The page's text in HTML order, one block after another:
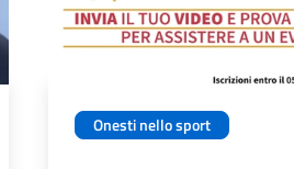
Onesti nello sport